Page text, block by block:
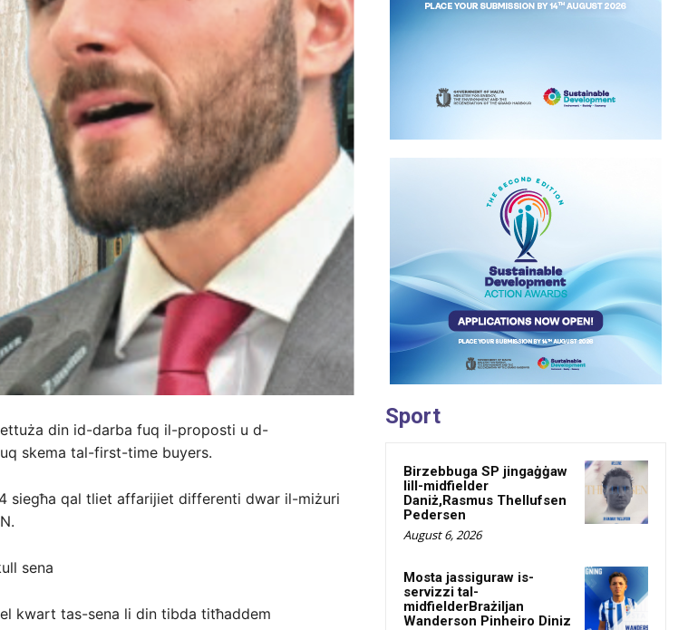
din id-darba fuq il-proposti u d-
skema tal-first-time buyers.
siegħa qal tliet affarijiet differenti dwar il-miżuri
sena
kwart tas-sena li din tibda titħaddem
Sport
Birzebbuga SP jingaġġaw
lill-midfielder
Daniż,Rasmus Thellufsen
Pedersen
August 6, 2026
Mosta jassiguraw is-
servizzi tal-
midfielderBrażiljan
Wanderson Pinheiro Diniz